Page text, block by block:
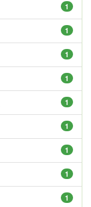
1
1
1
1
1
1
1
1
1